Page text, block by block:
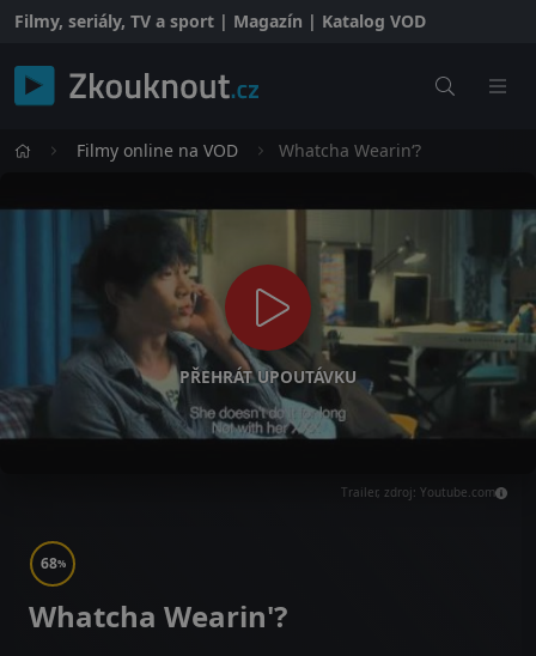
Filmy, seriály, TV a sport | Magazín | Katalog VOD
Filmy online na VOD Whatcha Wearin‘?
PŘEHRÁT UPOUTÁVKU
Trailer, zdroj: Youtube.com
68%
Whatcha Wearin'?